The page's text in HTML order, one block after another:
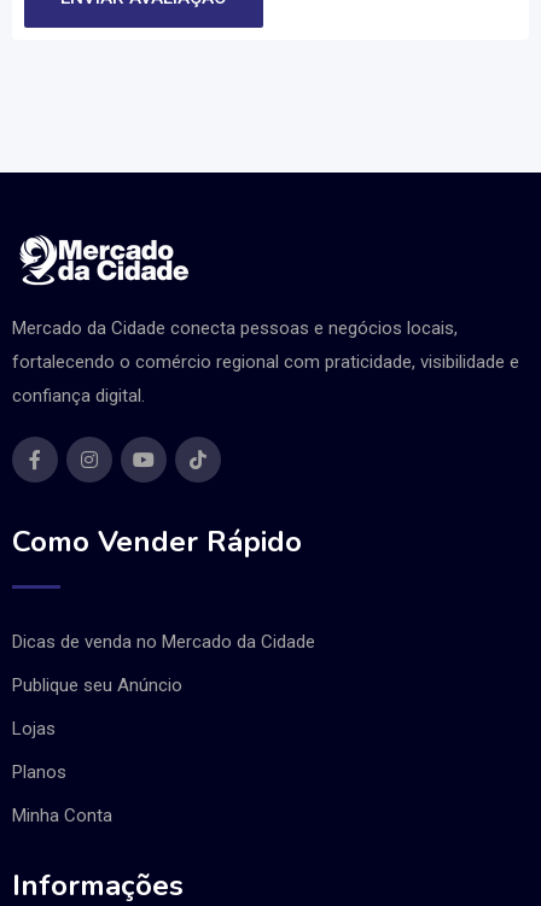
Mercado da Cidade conecta pessoas e negócios locais,
fortalecendo o comércio regional com praticidade, visibilidade e
confiança digital.
Como Vender Rápido
Dicas de venda no Mercado da Cidade
Publique seu Anúncio
Lojas
Planos
Minha Conta
Informações